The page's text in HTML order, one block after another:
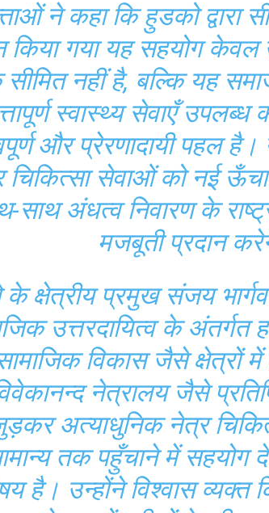
ने कहा कि हुडको द्वारा
किया गया यह सहयोग केवल
नहीं है, बल्कि यह
स्वास्थ्य सेवाएँ
और प्रेरणादायी पहल
चिकित्सा सेवाओं को नई
साथ अंधत्व निवारण के
मजबूती प्रदान
क्षेत्रीय प्रमुख संजय
उत्तरदायित्व के अंतर्गत
विकास जैसे क्षेत्रों में
नेत्रालय जैसे
अत्याधुनिक नेत्र
तक पहुँचाने में सहयोग
है। उन्होंने विश्वास व्यक्त